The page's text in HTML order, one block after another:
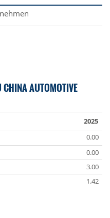
CHINA AUTOMOTIVE
2025
0.00
0.00
3.00
1.42